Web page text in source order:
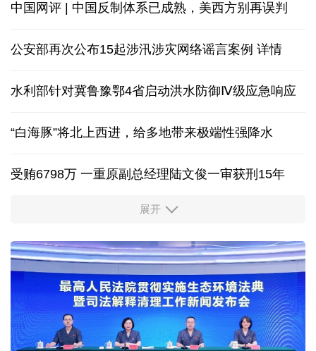
中国网评 | 中国反制体系已成熟，美西方别再误判
公安部再次公布15起涉汛涉灾网络谣言案例 详情
水利部针对冀鲁豫鄂4省启动洪水防御Ⅳ级应急响应
“白海豚”将北上西进，给多地带来极端性强降水
受贿6798万 一重原副总经理陆文俊一审获刑15年
从中国空调热销欧洲，看中国制造惠及全球
二季度中国清洁能源建设景气指数处于较景气区间
服贸会进入倒计时一个月 180余项创新成果将发布
非必要不乱花 医保个人账户里的钱如何用在刀刃上
展开